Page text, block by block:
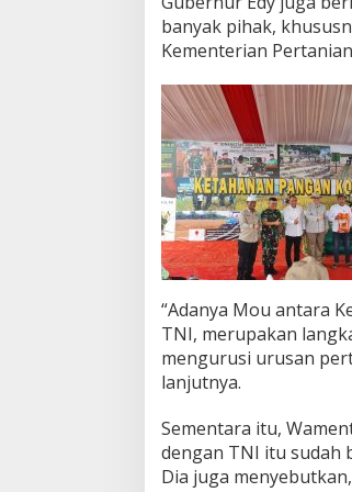
banyak pihak,
Kementerian
“Adanya Mou antara
TNI, merupakan
mengurusi urusan
lanjutnya.
Sementara itu,
dengan TNI itu sudah
Dia juga